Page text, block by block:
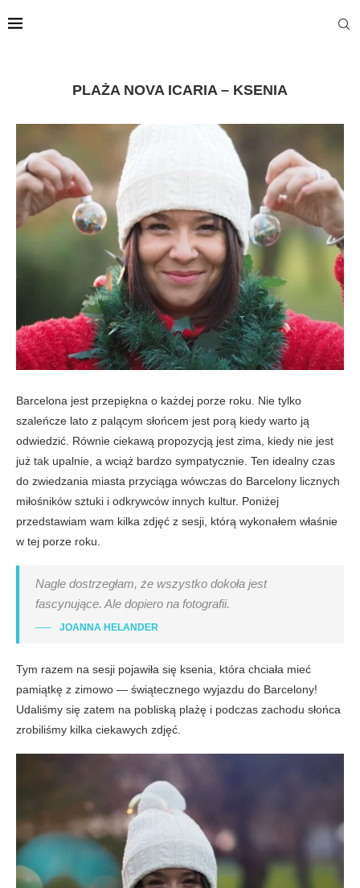
PLAŻA NOVA ICARIA – KSENIA
Barcelona jest przepiękna o każdej porze roku. Nie tylko
szaleńcze lato z palącym słońcem jest porą kiedy warto ją
odwiedzić. Równie ciekawą propozycją jest zima, kiedy nie jest
już tak upalnie, a wciąż bardzo sympatycznie. Ten idealny czas
do zwiedzania miasta przyciąga wówczas do Barcelony licznych
miłośników sztuki i odkrywców innych kultur. Poniżej
przedstawiam wam kilka zdjęć z sesji, którą wykonałem właśnie
w tej porze roku.
Nagle dostrzegłam, że wszystko dokoła jest
fascynujące. Ale dopiero na fotografii.
JOANNA HELANDER
Tym razem na sesji pojawiła się ksenia, która chciała mieć
pamiątkę z zimowo — świątecznego wyjazdu do Barcelony!
Udaliśmy się zatem na pobliską plażę i podczas zachodu słońca
zrobiliśmy kilka ciekawych zdjęć.